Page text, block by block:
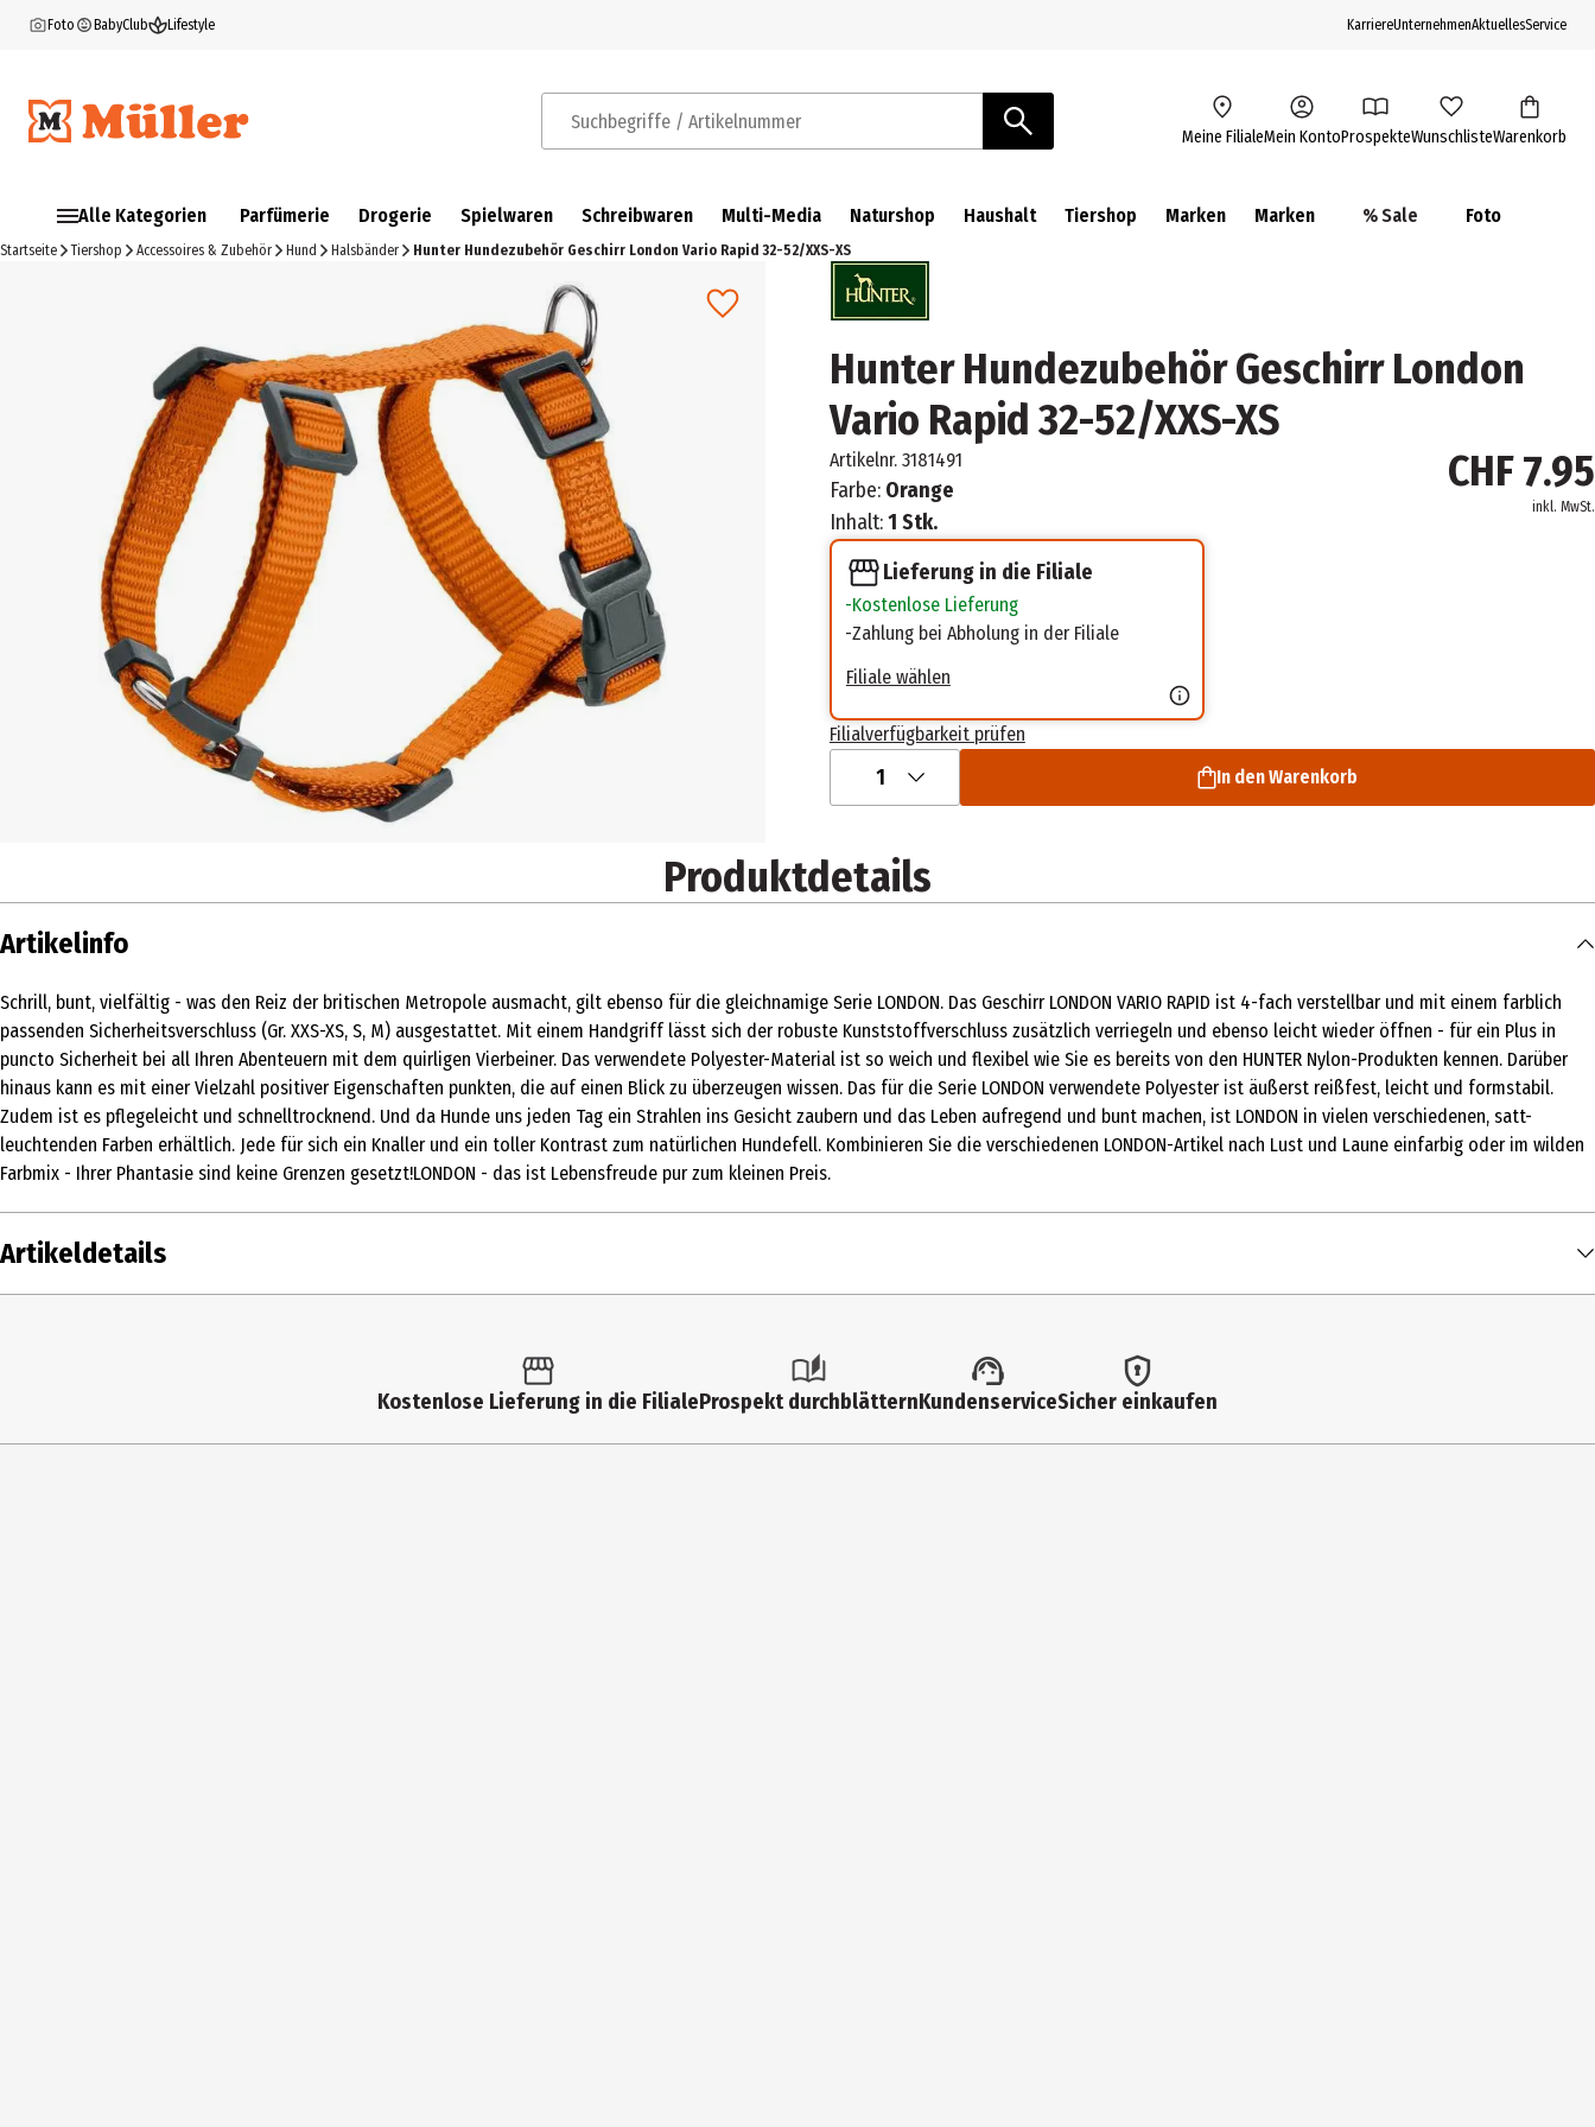
Foto BabyClub Lifestyle KarriereUnternehmenAktuellesService
Suchbegriffe / Artikelnummer Meine FilialeMein KontoProspekteWunschlisteWarenkorb
Alle Kategorien Parfümerie Drogerie Spielwaren Schreibwaren Multi-Media Naturshop Haushalt Tiershop Marken Marken % Sale Foto
Startseite Tiershop Accessoires & Zubehör Hund Halsbänder Hunter Hundezubehör Geschirr London Vario Rapid 32-52/XXS-XS
Hunter Hundezubehör Geschirr London
Vario Rapid 32-52/XXS-XS
Artikelnr. 3181491
Farbe: Orange
Inhalt:1 Stk.
CHF 7.95
inkl. MwSt.
Lieferung in die Filiale
Kostenlose Lieferung
Zahlung bei Abholung in der Filiale
Filiale wählen
Filialverfügbarkeit prüfen
1 In den Warenkorb
Produktdetails
Artikelinfo
Schrill, bunt, vielfältig - was den Reiz der britischen Metropole ausmacht, gilt ebenso für die gleichnamige Serie LONDON. Das Geschirr LONDON VARIO RAPID ist 4-fach verstellbar und mit einem farblich
passenden Sicherheitsverschluss (Gr. XXS-XS, S, M) ausgestattet. Mit einem Handgriff lässt sich der robuste Kunststoffverschluss zusätzlich verriegeln und ebenso leicht wieder öffnen - für ein Plus in
puncto Sicherheit bei all Ihren Abenteuern mit dem quirligen Vierbeiner. Das verwendete Polyester-Material ist so weich und flexibel wie Sie es bereits von den HUNTER Nylon-Produkten kennen. Darüber
hinaus kann es mit einer Vielzahl positiver Eigenschaften punkten, die auf einen Blick zu überzeugen wissen. Das für die Serie LONDON verwendete Polyester ist äußerst reißfest, leicht und formstabil.
Zudem ist es pflegeleicht und schnelltrocknend. Und da Hunde uns jeden Tag ein Strahlen ins Gesicht zaubern und das Leben aufregend und bunt machen, ist LONDON in vielen verschiedenen, satt-
leuchtenden Farben erhältlich. Jede für sich ein Knaller und ein toller Kontrast zum natürlichen Hundefell. Kombinieren Sie die verschiedenen LONDON-Artikel nach Lust und Laune einfarbig oder im wilden
Farbmix - Ihrer Phantasie sind keine Grenzen gesetzt!LONDON - das ist Lebensfreude pur zum kleinen Preis.
Artikeldetails
Kostenlose Lieferung in die FilialeProspekt durchblätternKundenserviceSicher einkaufen